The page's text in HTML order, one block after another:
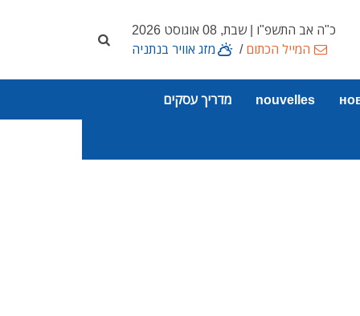
כ"ה אב התשפ"ו | שבת, 08 אוגוסט 2026
המייל הכתום/ מזג אוויר בנתניה
nouvelles מדריך עסקים